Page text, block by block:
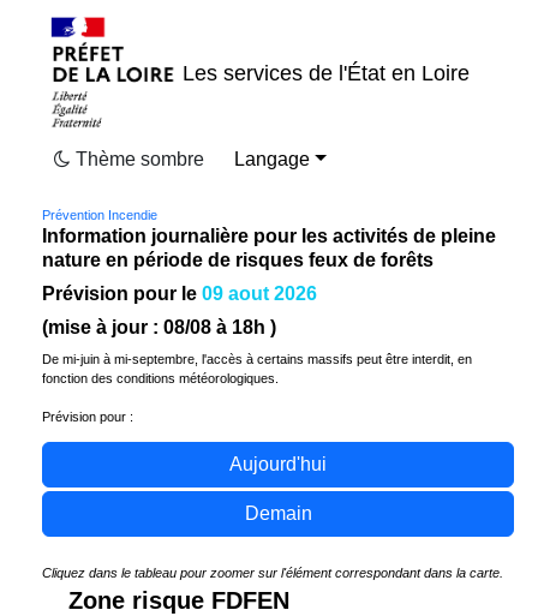
Les services de l'État en Loire
Thème sombre Langage
Prévention Incendie
Information journalière pour les activités de pleine
nature en période de risques feux de forêts
Prévision pour le 09 aout 2026
(mise à jour : 08/08 à 18h )
De mi-juin à mi-septembre, l'accès à certains massifs peut être interdit, en
fonction des conditions météorologiques.
Prévision pour :
Aujourd'hui
Demain
Cliquez dans le tableau pour zoomer sur l'élément correspondant dans la carte.
Zone risque FDFEN